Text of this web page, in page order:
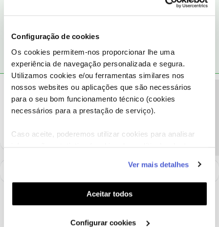
Configuração de cookies
Os cookies permitem-nos proporcionar lhe uma
experiência de navegação personalizada e segura.
Utilizamos cookies e/ou ferramentas similares nos
nossos websites ou aplicações que são necessários
para o seu bom funcionamento técnico (cookies
necessários para a prestação de serviço).
Caso aceite, poderemos utilizar cookies para analisar
funcionalidades (cookies de personalização e
funcionalidade) e adaptar anúncios aos seus interesses
(cookies de publicidade personalizada). Pode gerir a
utilização dos cookies clicando em "Configurar
Ver mais detalhes
Aceitar todos
Configurar cookies
L luismgh AUTOR Forum|Forum|7 years ago
Poderá sempre pedir isso numa loja NOS
Boa ideia. Obrigado.